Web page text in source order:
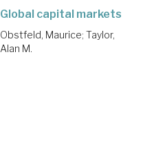
Global capital markets
Obstfeld, Maurice; Taylor,
Alan M.